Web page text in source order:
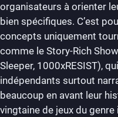
organisateurs à orienter
bien spécifiques. C’est
concepts uniquement
comme le Story-Rich
Sleeper, 1000xRESIST),
indépendants surtout
beaucoup en avant leur
vingtaine de jeux du genre